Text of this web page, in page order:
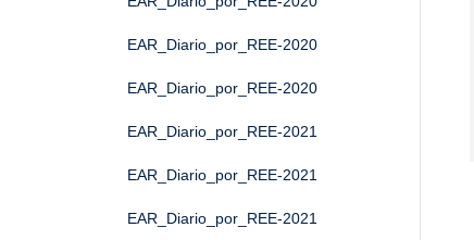
EAR_Diario_por_REE-2020
EAR_Diario_por_REE-2020
EAR_Diario_por_REE-2021
EAR_Diario_por_REE-2021
EAR_Diario_por_REE-2021